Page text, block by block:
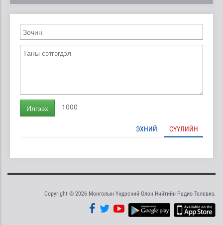
Илгээх 1000
ЭХНИЙ СҮҮЛИЙН
Copyright © 2026 Монголын Үндэсний Олон Нийтийн Радио Телевиз.